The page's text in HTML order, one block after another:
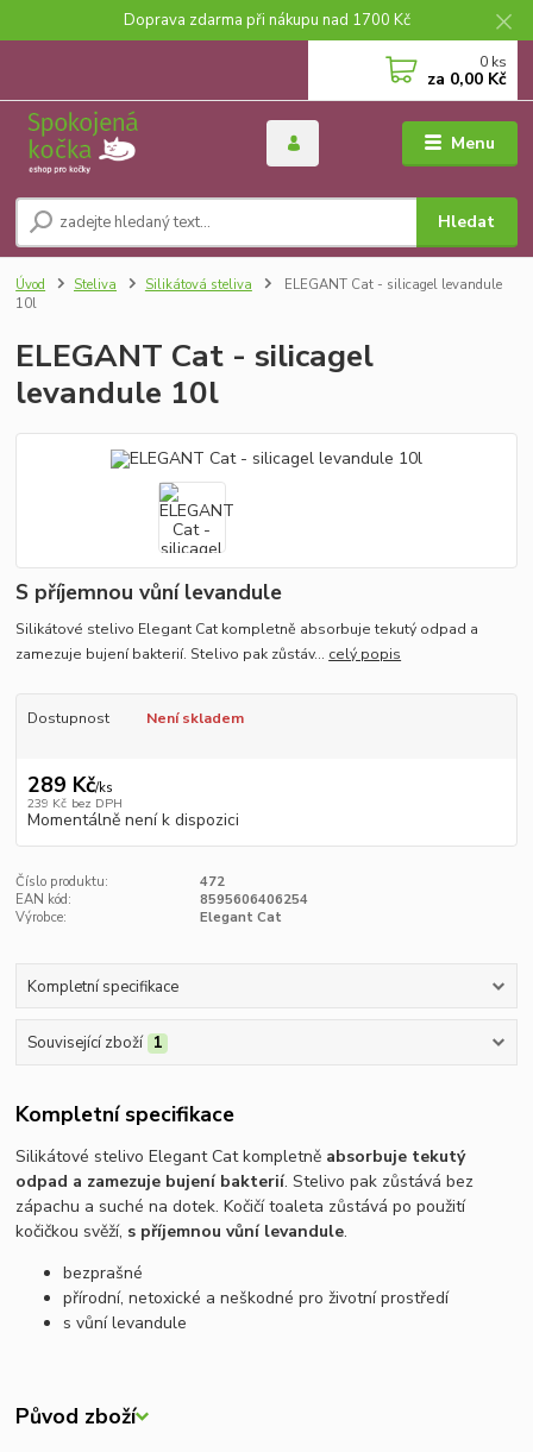
Doprava zdarma při nákupu nad 1700 Kč
Menu
Hledat
0 ks
za 0,00 Kč
Úvod Steliva Silikátová steliva
ELEGANT Cat - silicagel levandule
10l
ELEGANT Cat - silicagel
levandule 10l
S příjemnou vůní levandule
Silikátové stelivo Elegant Cat kompletně absorbuje tekutý odpad a
zamezuje bujení bakterií. Stelivo pak zůstáv... celý popis
Dostupnost Není skladem
289 Kč/ks
239 Kč bez DPH
Momentálně není k dispozici
Číslo produktu:
472
EAN kód:
8595606406254
Výrobce:
Elegant Cat
Kompletní specifikace
Související zboží 1
Kompletní specifikace
Silikátové stelivo Elegant Cat kompletně absorbuje tekutý
odpad a zamezuje bujení bakterií. Stelivo pak zůstává bez
zápachu a suché na dotek. Kočičí toaleta zůstává po použití
kočičkou svěží, s příjemnou vůní levandule.
bezprašné
přírodní, netoxické a neškodné pro životní prostředí
s vůní levandule
Původ zboží